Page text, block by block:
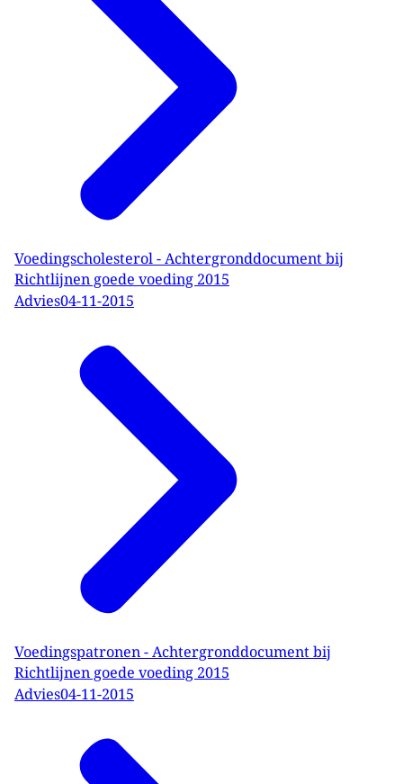
Voedingscholesterol - Achtergronddocument bij
Richtlijnen goede voeding 2015
Advies04-11-2015
Voedingspatronen - Achtergronddocument bij
Richtlijnen goede voeding 2015
Advies04-11-2015